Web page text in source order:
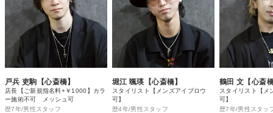
戸兵 吏駒【心斎橋】
店長【ご新規指名料+￥1000】カラ
ー施術不可 メッシュ可
歴7年/男性スタッフ
堀江 颯瑛【心斎橋】
スタイリスト【メンズアイブロウ
可】
歴4年/男性スタッフ
鶴田 文【心斎
スタイリスト【メ
可】
歴7年/男性スタッ